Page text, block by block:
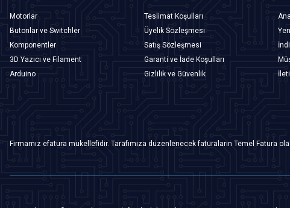
Motorlar
Butonlar ve Switchler
Komponentler
3D Yazıcı ve Filament
Arduino
Teslimat Koşulları
Üyelik Sözleşmesi
Satış Sözleşmesi
Garanti ve İade Koşulları
Gizlilik ve Güvenlik
Firmamız efatura mükellefidir. Tarafımıza düzenlenecek faturaların Temel Fatura